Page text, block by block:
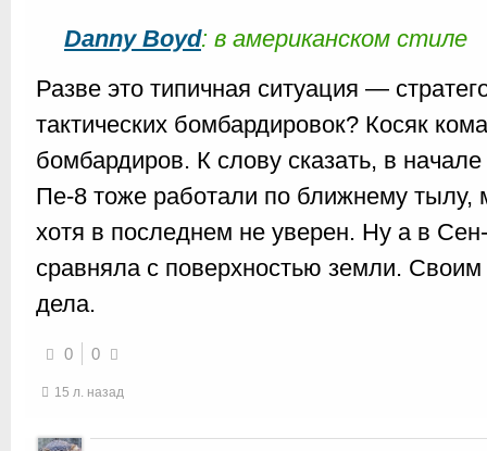
Danny Boyd: в американском стиле
Разве это типичная ситуация —
тактических бомбардировок? Косяк
бомбардиров. К слову сказать, в
Пе-8 тоже работали по ближнему
хотя в последнем не уверен. Ну а в
сравняла с поверхностью земли. Своим
дела.
0 0
15 л. назад